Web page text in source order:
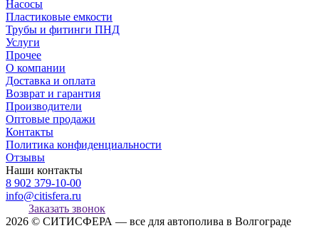
Насосы
Пластиковые емкости
Трубы и фитинги ПНД
Услуги
Прочее
О компании
Доставка и оплата
Возврат и гарантия
Производители
Оптовые продажи
Контакты
Политика конфиденциальности
Отзывы
Наши контакты
8 902 379-10-00
info@citisfera.ru
Заказать звонок
2026 © СИТИСФЕРА — все для автополива в Волгограде